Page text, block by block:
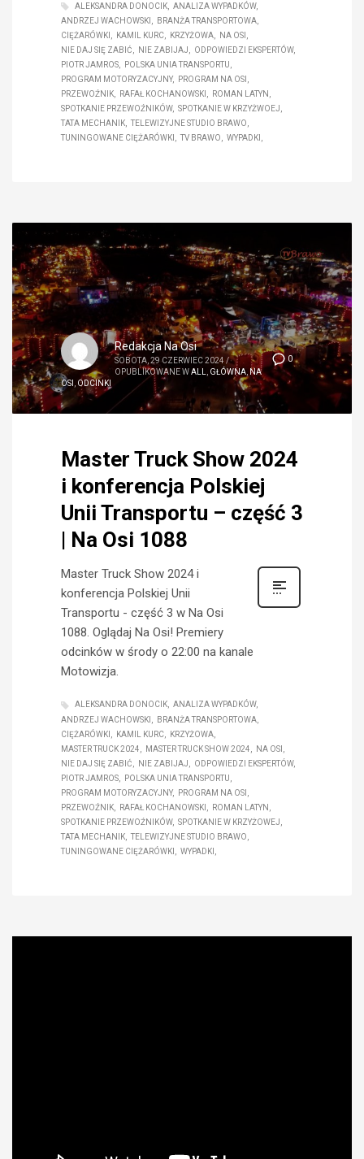
ALEKSANDRA DONOCIK
ANALIZA WYPADKÓW
ANDRZEJ WACHOWSKI
BRANŻA TRANSPORTOWA
CIĘŻARÓWKI
KAMIL KURC KRZYŻOWA
NA OSI
NIE DAJ SIĘ ZABIĆ
NIE ZABIJAJ
ODPOWIEDZI EKSPERTÓW
PIOTR JAMROS
POLSKA UNIA TRANSPORTU
PROGRAM MOTORYZACYJNY
PROGRAM NA OSI
PRZEWOŹNIK
RAFAŁ KOCHANOWSKI
ROMAN LATYN
SPOTKANIE PRZEWOŹNIKÓW
SPOTKANIE W KRZYŻWOEJ
TATA MECHANIK
TELEWIZYJNE STUDIO BRAWO
TUNINGOWANE CIĘŻARÓWKI
TV BRAWO WYPADKI
0
Redakcja Na Osi
SOBOTA, 29 CZERWIEC 2024 /
OPUBLIKOWANE WALL, GŁÓWNA, NA
OSI , ODCINKI
Master Truck Show 2024
i konferencja Polskiej
Unii Transportu – część 3
| Na Osi 1088
Master Truck Show 2024 i
konferencja Polskiej Unii
Transportu - część 3 w Na Osi
1088. Oglądaj Na Osi! Premiery
odcinków w środy o 22:00 na kanale
Motowizja.
ALEKSANDRA DONOCIK
ANALIZA WYPADKÓW
ANDRZEJ WACHOWSKI
BRANŻA TRANSPORTOWA
CIĘŻARÓWKI
KAMIL KURC
KRZYŻOWA
MASTER TRUCK 2024
MASTER TRUCK SHOW 2024
NA OSI
NIE DAJ SIĘ ZABIĆ
NIE ZABIJAJ
ODPOWIEDZI EKSPERTÓW
PIOTR JAMROS
POLSKA UNIA TRANSPORTU
PROGRAM MOTORYZACYJNY
PROGRAM NA OSI
PRZEWOŹNIK
RAFAŁ KOCHANOWSKI
ROMAN LATYN
SPOTKANIE PRZEWOŹNIKÓW
SPOTKANIE W KRZYŻOWEJ
TATA MECHANIK
TELEWIZYJNE STUDIO BRAWO
TUNINGOWANE CIĘŻARÓWKI
WYPADKI